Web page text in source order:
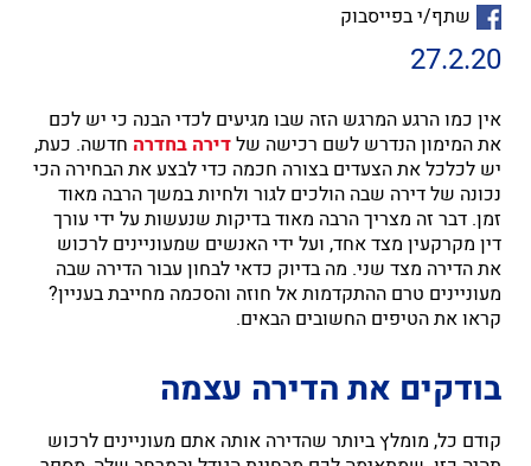
שתף/י בפייסבוק
27.2.20
אין כמו הרגע המרגש הזה שבו מגיעים לכדי הבנה כי יש לכם
את המימון הנדרש לשם רכישה שלדירה בחדרה חדשה. כעת,
יש לכלכל את הצעדים בצורה חכמה כדי לבצע את הבחירה הכי
נכונה של דירה שבה הולכים לגור ולחיות במשך הרבה מאוד
זמן. דבר זה מצריך הרבה מאוד בדיקות שנעשות על ידי עורך
דין מקרקעין מצד אחד, ועל ידי האנשים שמעוניינים לרכוש
את הדירה מצד שני. מה בדיוק כדאי לבחון עבור הדירה שבה
מעוניינים טרם ההתקדמות אל חוזה והסכמה מחייבת בעניין?
קראו את הטיפים החשובים הבאים.
בודקים את הדירה עצמה
קודם כל, מומלץ ביותר שהדירה אותה אתם מעוניינים לרכוש